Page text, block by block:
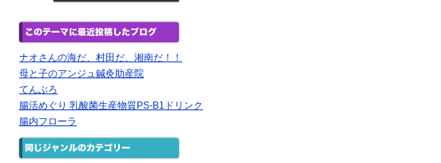
ナオさんの海だ、村田だ、湘南だ！！
母と子のアンジュ鍼灸助産院
てんぶろ
腸活めぐり 乳酸菌生産物質PS-B1ドリンク
腸内フローラ